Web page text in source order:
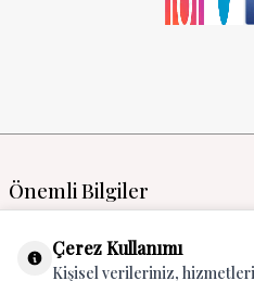
Önemli Bilgiler
Mayo İmalat & Toptan
Çerez Kullanımı
Kişisel verileriniz,